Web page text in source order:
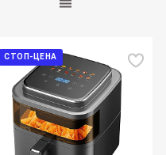
СТОП-ЦЕНА